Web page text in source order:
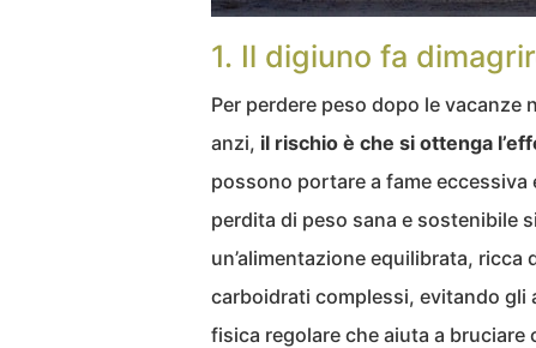
1. Il digiuno fa
Per perdere peso dopo le
anzi, il rischio è che si ottenga
possono portare a fame
perdita di peso sana e sostenibile
un’alimentazione equilibrata,
carboidrati complessi, evitando gli
fisica regolare che aiuta a